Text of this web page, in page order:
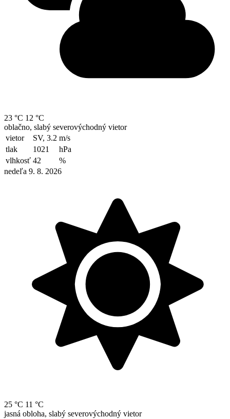
23 °C 12 °C
oblačno, slabý severovýchodný vietor
vietor
SV, 3.2 m/s
tlak
1021
hPa
vlhkosť 42
%
nedeľa 9. 8. 2026
25 °C 11 °C
jasná obloha, slabý severovýchodný vietor